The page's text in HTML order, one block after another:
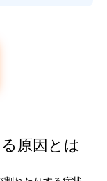
原因とは